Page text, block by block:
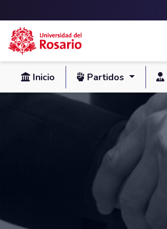
Pasar al contenido principal
Inicio Partidos